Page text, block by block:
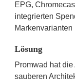
EPG,
integrierten
Markenvarianten
Lösung
Promwad hat
sauberen